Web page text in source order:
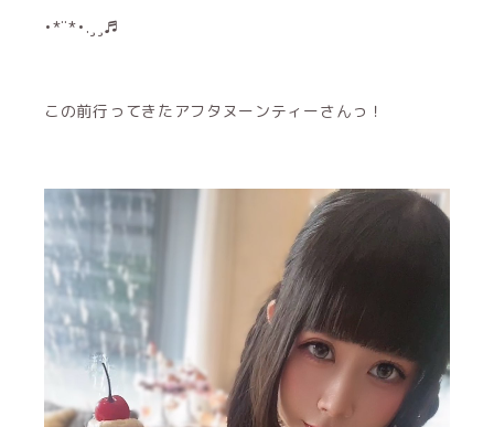
•*¨*•.¸¸♬︎
この前行ってきたアフタヌーンティーさんっ！